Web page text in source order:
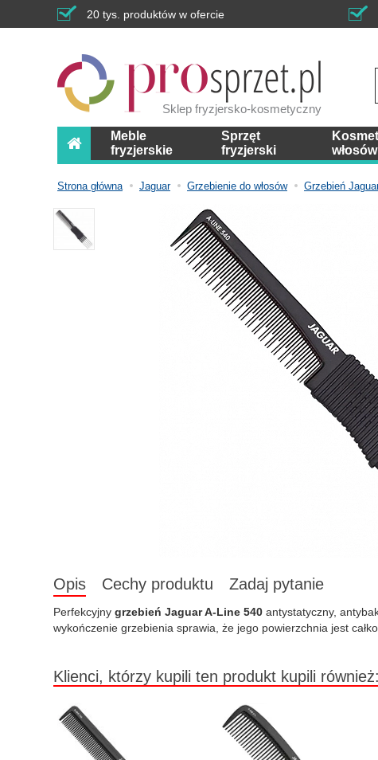
20 tys. produktów w ofercie
Sklep fryzjersko-kosmetyczny
Meble
fryzjerskie
Sprzęt
fryzjerski
włosów
Strona główna Jaguar Grzebienie do włosów Grzebień
Opis Cechy produktu Zadaj pytanie
Perfekcyjny grzebień Jaguar A-Line 540 antystatyczny,
wykończenie grzebienia sprawia, że jego powierzchnia jest
Klienci, którzy kupili ten produkt kupili również: